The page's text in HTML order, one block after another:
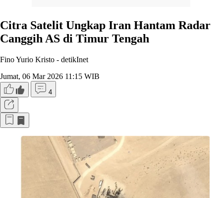
Citra Satelit Ungkap Iran Hantam Radar
Canggih AS di Timur Tengah
Fino Yurio Kristo - detikInet
Jumat, 06 Mar 2026 11:15 WIB
4